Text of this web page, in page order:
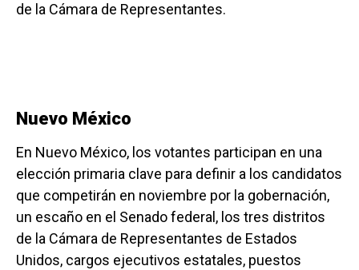
de la Cámara de Representantes.
Nuevo México
En Nuevo México, los votantes participan en una
elección primaria clave para definir a los candidatos
que competirán en noviembre por la gobernación,
un escaño en el Senado federal, los tres distritos
de la Cámara de Representantes de Estados
Unidos, cargos ejecutivos estatales, puestos